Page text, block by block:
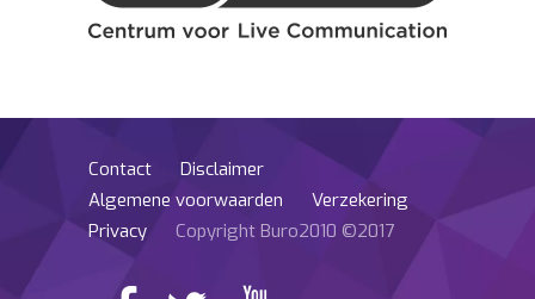
Contact
Disclaimer
Algemene voorwaarden
Verzekering
Privacy
Copyright Buro2010 ©2017